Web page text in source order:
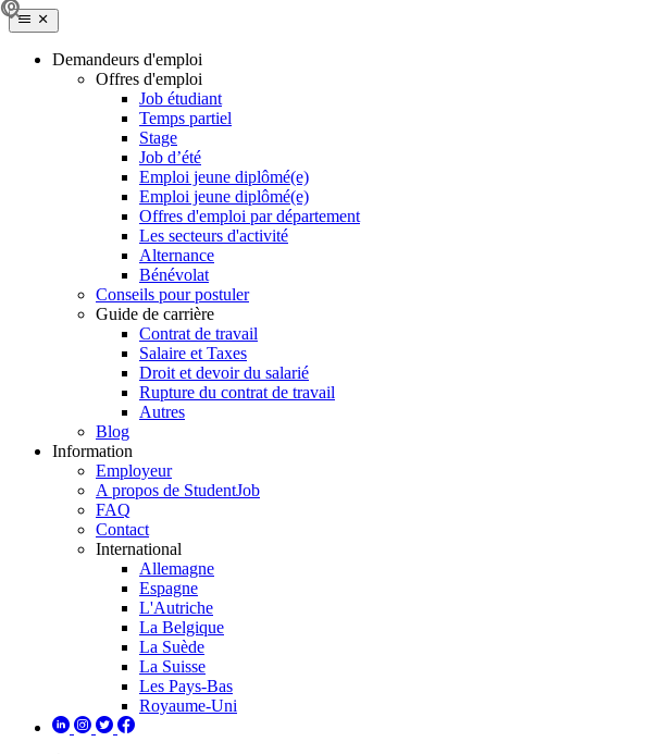
Demandeurs d'emploi
Offres d'emploi
Job étudiant
Temps partiel
Stage
Job d’été
Emploi jeune diplômé(e)
Emploi jeune diplômé(e)
Offres d'emploi par département
Les secteurs d'activité
Alternance
Bénévolat
Conseils pour postuler
Guide de carrière
Contrat de travail
Salaire et Taxes
Droit et devoir du salarié
Rupture du contrat de travail
Autres
Blog
Information
Employeur
A propos de StudentJob
FAQ
Contact
International
Allemagne
Espagne
L'Autriche
La Belgique
La Suède
La Suisse
Les Pays-Bas
Royaume-Uni